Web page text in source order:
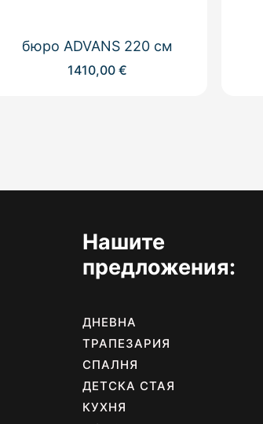
бюро ADVANS 220 см
1410,00€
Нашите
предложения:
ДНЕВНА
ТРАПЕЗАРИЯ
СПАЛНЯ
ДЕТСКА СТАЯ
КУХНЯ